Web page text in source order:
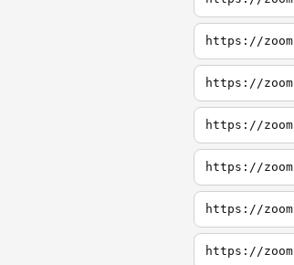
https://
https://
https://
https://
https://